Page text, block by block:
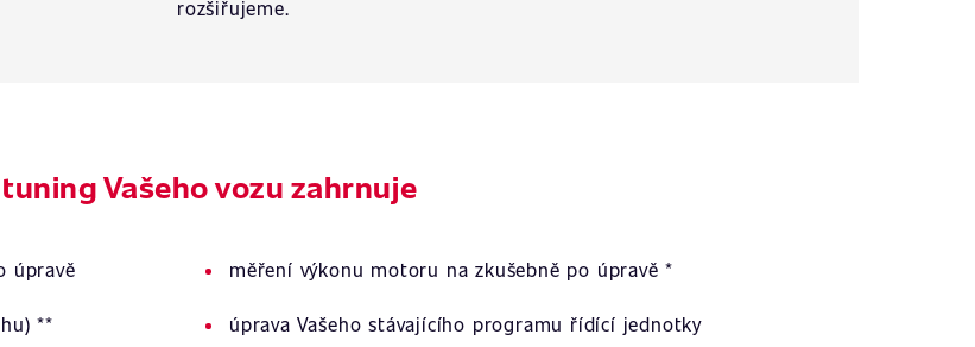
rozšiřujeme.
Vašeho vozu zahrnuje
úpravě měření výkonu motoru na zkušebně po úpravě *
** úprava Vašeho stávajícího programu řídící jednotky